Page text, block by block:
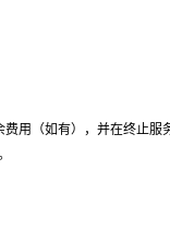
用（如有），并在终止服